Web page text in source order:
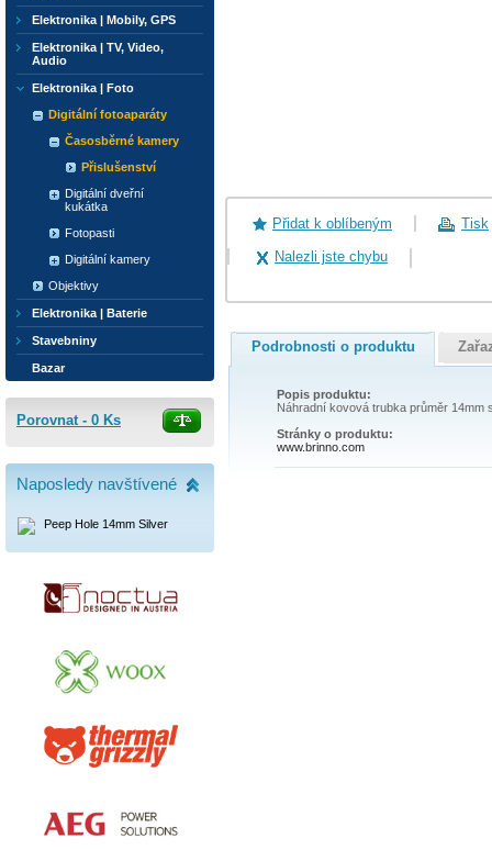
Přidat k oblíbeným
Tisk
Nalezli jste chybu
Podrobnosti o produktu
Popis produktu:
Náhradní kovová trubka průměr 14mm
Stránky o produktu:
www.brinno.com
Elektronika | Mobily, GPS
Elektronika | TV, Video,
Audio
Elektronika | Foto
Digitální fotoaparáty
Časosběrné kamery
Přislušenství
Digitální dveřní
kukátka
Fotopasti
Digitální kamery
Objektivy
Elektronika | Baterie
Stavebniny
Bazar
Porovnat - 0 Ks
Naposledy navštívené
Peep Hole 14mm Silver